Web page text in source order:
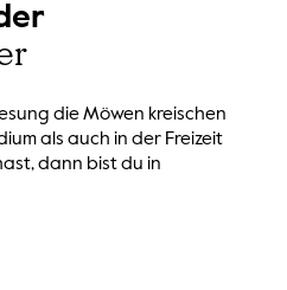
die Möwen kreischen
als auch in der Freizeit
dann bist du in